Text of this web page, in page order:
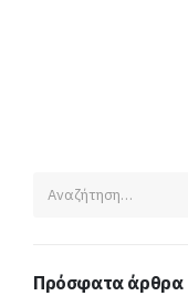
Πρόσφατα άρθρα